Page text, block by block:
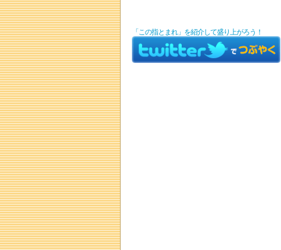
「この指とまれ」を紹介して盛り上がろう！